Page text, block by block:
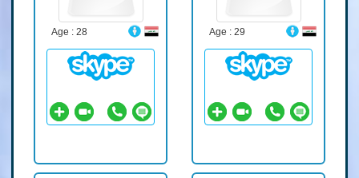
Age : 28 Age : 29